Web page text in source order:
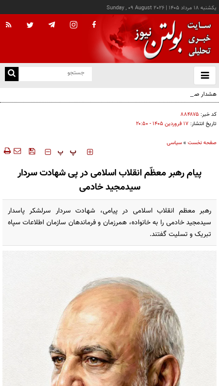
يکشنبه ۱۸ مرداد ۱۴۰۵ |
Sunday , 09 August 2026
باز
و
هشدار صنعا به عربستان: وقت تلف نکنید
کد خبر: ۸۸۴۸۷۵
تاریخ انتشار: ۱۷ فروردين ۱۴۰۵ - ۲۰:۵۰
صفحه نخست »سیاسی
‍‍‍ پ پ
پیام رهبر معظّم انقلاب اسلامی در پی شهادت سردار
سیدمجید خادمی
رهبر معظم انقلاب اسلامی در پیامی، شهادت سردار سرلشکر پاسدار
سیدمجید خادمی را به خانواده، همرزمان و فرماندهان سازمان اطلاعات سپاه
تبریک و تسلیت گفتند.